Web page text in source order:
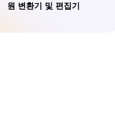
원 변환기 및 편집기